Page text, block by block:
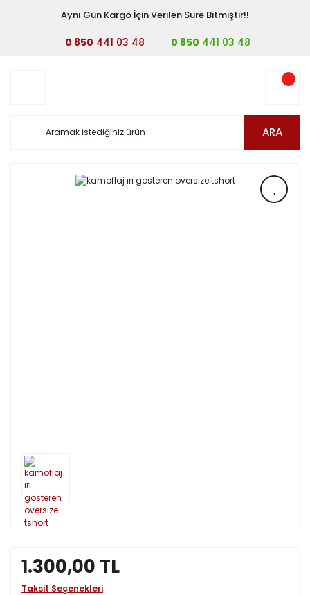
Aynı Gün Kargo İçin Verilen Süre Bitmiştir!!
0 850 441 03 48 0 850 441 03 48
ARA
1.300,00 TL
Taksit Seçenekleri